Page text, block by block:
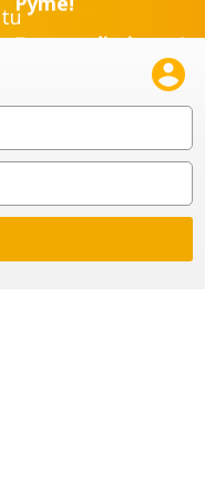
Emprendimiento!
